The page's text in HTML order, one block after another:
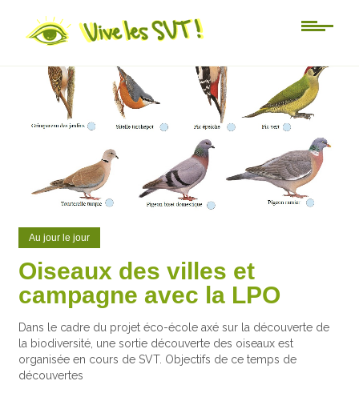
Au jour le jour
Oiseaux des villes et
campagne avec la LPO
Dans le cadre du projet éco-école axé sur la découverte de
la biodiversité, une sortie découverte des oiseaux est
organisée en cours de SVT. Objectifs de ce temps de
découvertes